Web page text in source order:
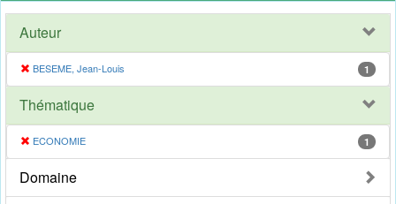
Auteur
BESEME, Jean-Louis 1
Thématique
ECONOMIE 1
Domaine